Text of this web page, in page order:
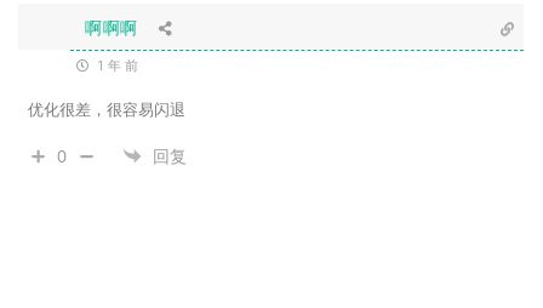
啊啊啊
1 年 前
优化很差，很容易闪退
0 回复